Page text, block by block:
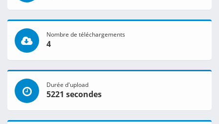
Nombre de téléchargements
4
Durée d'upload
5221 secondes